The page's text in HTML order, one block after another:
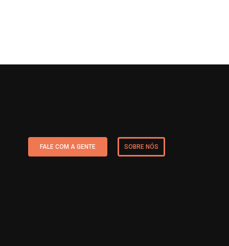
FALE COM A GENTE SOBRE NÓS